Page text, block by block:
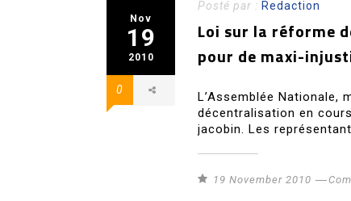
Nov
19
2010
0
Posté par : Redaction
Loi sur la réforme
pour de maxi-
L’Assemblée Nationale,
décentralisation en
jacobin. Les
19 November 2010